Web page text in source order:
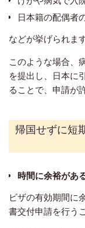
日本籍の配偶者
などが挙げられます
このような場合、
を提出し、日本に
ることで、申請が
帰国せずに短
時間に余裕があ
ビザの有効期間に
書交付申請を行う